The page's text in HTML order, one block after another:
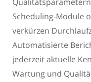
Scheduling-Module
verkürzen
Automatisierte
jederzeit aktuelle
Wartung und